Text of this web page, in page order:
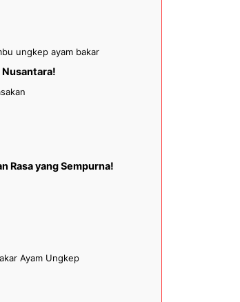
ungkep ayam bakar
Nusantara!
Rasa yang Sempurna!
Ayam Ungkep